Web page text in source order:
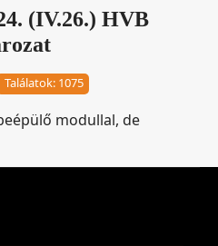
Ügyfélfogadás
(IV.26.) HVB
Találatok: 1075
modullal, de